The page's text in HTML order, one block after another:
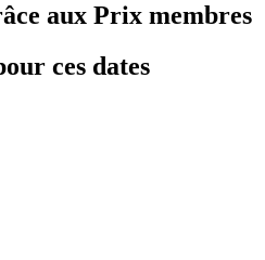
aux Prix membres
ces dates